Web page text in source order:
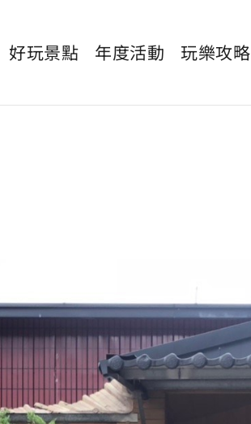
好玩景點 年度活動 玩樂攻略